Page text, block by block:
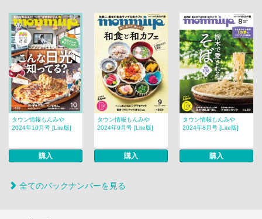
タウン情報もんみや
2024年10月号 [Lite版]
購入
タウン情報もんみや
2024年9月号 [Lite版]
購入
タウン情報もんみや
2024年8月号 [Lite版]
購入
全てのバックナンバーを見る